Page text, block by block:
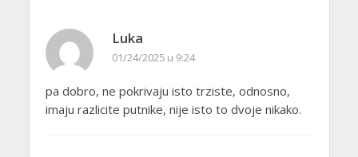
Luka
01/24/2025 u 9:24
pa dobro, ne pokrivaju isto trziste, odnosno,
imaju razlicite putnike, nije isto to dvoje nikako.